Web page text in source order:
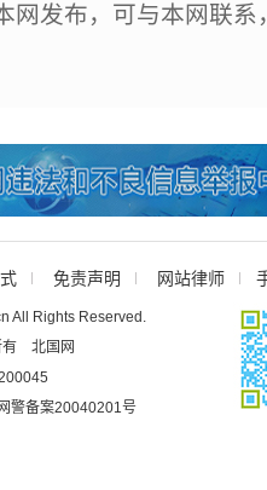
网发布，可与本网联
免责声明 网站律师
All Rights Reserved.
有 北国网
警备案20040201号